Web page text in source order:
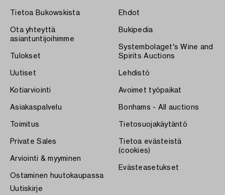
Tietoa Bukowskista
Ota yhteyttä
asiantuntijoihimme
Tulokset
Uutiset
Kotiarviointi
Asiakaspalvelu
Toimitus
Private Sales
Arviointi & myyminen
Ostaminen huutokaupassa
Ehdot
Bukipedia
Systembolaget's Wine and
Spirits Auctions
Lehdistö
Avoimet työpaikat
Bonhams - All auctions
Tietosuojakäytäntö
Tietoa evästeistä
(cookies)
Evästeasetukset
Uutiskirje